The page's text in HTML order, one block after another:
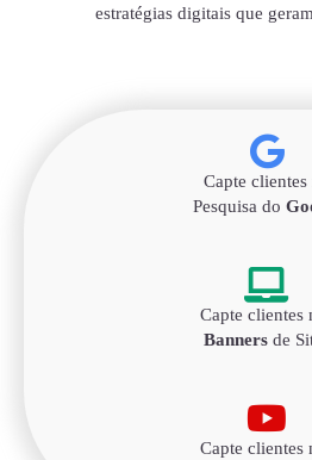
estratégias digitais que
Capte clientes
Pesquisa do
Capte clientes
Banners de
Capte clientes